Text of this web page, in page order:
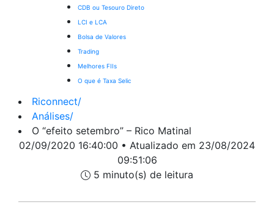
CDB ou Tesouro Direto
LCI e LCA
Bolsa de Valores
Trading
Melhores FIIs
O que é Taxa Selic
Riconnect/
Análises/
O “efeito setembro” – Rico Matinal
02/09/2020 16:40:00 • Atualizado em 23/08/2024
09:51:06
5 minuto(s) de leitura